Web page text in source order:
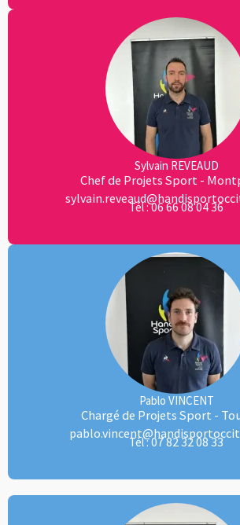
Sylvain REVEAUD
Chef de Projets Sport -
Tél :06 66 08 04 36
Pablo VINCENT
Chargé de Projets Sport -
Tél :07 82 32 08 33